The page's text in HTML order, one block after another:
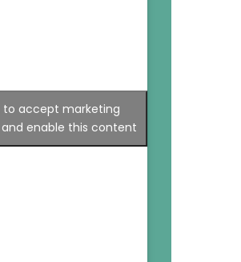
to accept marketing
enable this content